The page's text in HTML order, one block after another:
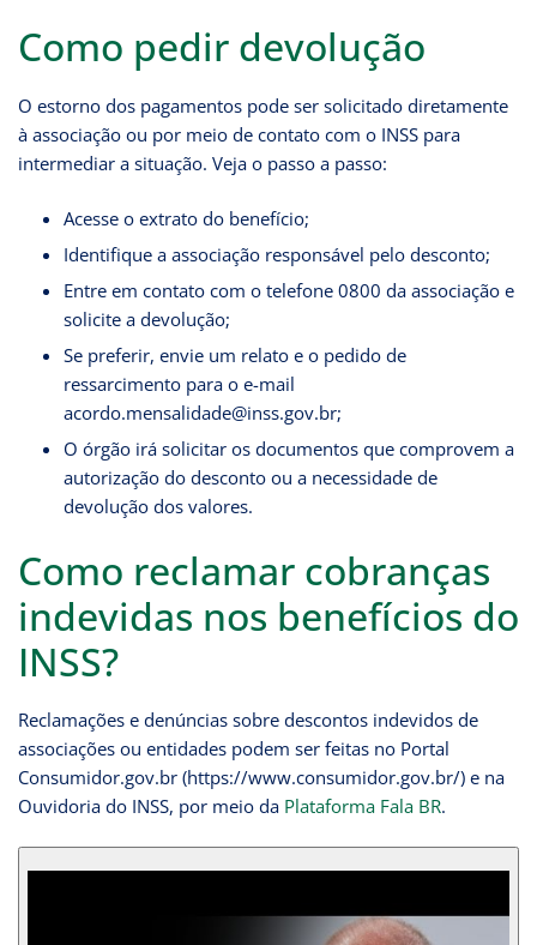
Como pedir devolução
O estorno dos pagamentos pode ser solicitado diretamente
à associação ou por meio de contato com o INSS para
intermediar a situação. Veja o passo a passo:
Acesse o extrato do benefício;
Identifique a associação responsável pelo desconto;
Entre em contato com o telefone 0800 da associação e
solicite a devolução;
Se preferir, envie um relato e o pedido de
ressarcimento para o e-mail
acordo.mensalidade@inss.gov.br;
O órgão irá solicitar os documentos que comprovem a
autorização do desconto ou a necessidade de
devolução dos valores.
Como reclamar cobranças
indevidas nos benefícios do
INSS?
Reclamações e denúncias sobre descontos indevidos de
associações ou entidades podem ser feitas no Portal
Consumidor.gov.br (https://www.consumidor.gov.br/) e na
Ouvidoria do INSS, por meio da Plataforma Fala BR.